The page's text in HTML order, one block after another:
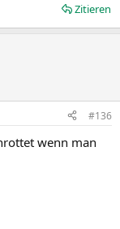
Zitieren
#136
wenn man